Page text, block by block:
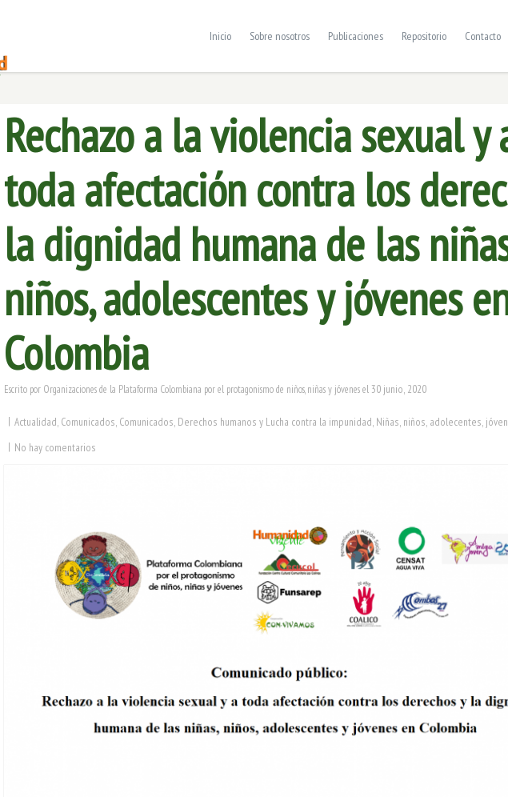
Inicio Sobre nosotros Publicaciones Repositorio Contacto
Rechazo a la violencia sexual y
toda afectación contra los
la dignidad humana de las
niños, adolescentes y jóvenes
Colombia
Escrito por Organizaciones de la Plataforma Colombiana por el protagonismo de niños, niñas y jóvenesel 30 junio, 2020
| Actualidad, Comunicados, Comunicados, Derechos humanos y Lucha contra la impunidad, Niñas, niños, adolecentes,
| No hay comentarios